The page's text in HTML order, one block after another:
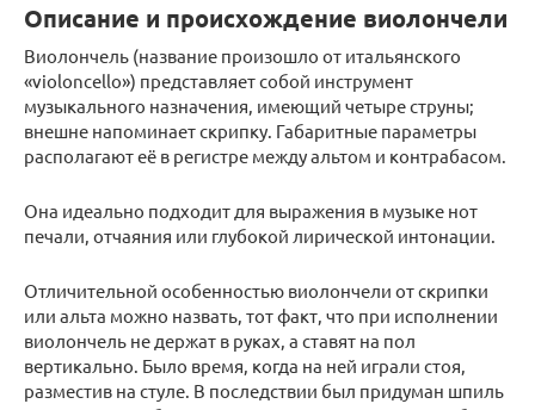
Описание и происхождение виолончели
Виолончель (название произошло от итальянского
«violoncello») представляет собой инструмент
музыкального назначения, имеющий четыре струны;
внешне напоминает скрипку. Габаритные параметры
располагают её в регистре между альтом и контрабасом.
Она идеально подходит для выражения в музыке нот
печали, отчаяния или глубокой лирической интонации.
Отличительной особенностью виолончели от скрипки
или альта можно назвать, тот факт, что при исполнении
виолончель не держат в руках, а ставят на пол
вертикально. Было время, когда на ней играли стоя,
разместив на стуле. В последствии был придуман шпиль